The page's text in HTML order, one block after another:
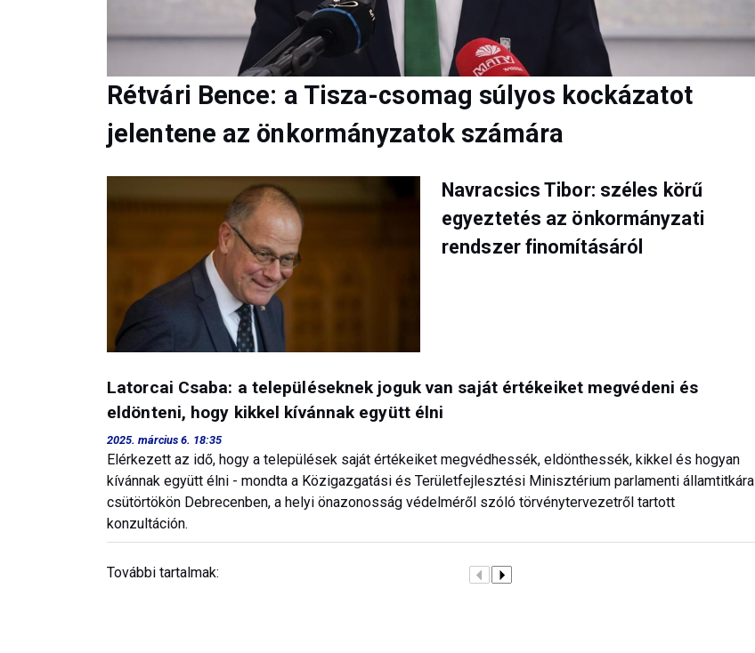
Rétvári Bence: a Tisza-csomag súlyos kockázatot
jelentene az önkormányzatok számára
Navracsics Tibor: széles körű
egyeztetés az önkormányzati
rendszer finomításáról
Latorcai Csaba: a településeknek joguk van saját értékeiket megvédeni és
eldönteni, hogy kikkel kívánnak együtt élni
2025. március 6. 18:35
Elérkezett az idő, hogy a települések saját értékeiket megvédhessék, eldönthessék, kikkel és hogyan
kívánnak együtt élni - mondta a Közigazgatási és Területfejlesztési Minisztérium parlamenti államtitkára
csütörtökön Debrecenben, a helyi önazonosság védelméről szóló törvénytervezetről tartott
konzultáción.
További tartalmak: